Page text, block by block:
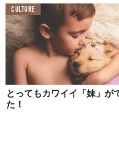
それでも、たとえどん
言葉に代えるDaveさん
「彼女があと、どの
には分からない…。
CULTURE
とってもカワイイ「妹」が
た！